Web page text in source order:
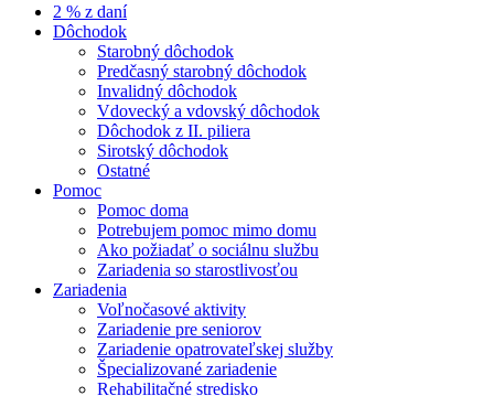
2 % z daní
Dôchodok
Starobný dôchodok
Predčasný starobný dôchodok
Invalidný dôchodok
Vdovecký a vdovský dôchodok
Dôchodok z II. piliera
Sirotský dôchodok
Ostatné
Pomoc
Pomoc doma
Potrebujem pomoc mimo domu
Ako požiadať o sociálnu službu
Zariadenia so starostlivosťou
Zariadenia
Voľnočasové aktivity
Zariadenie pre seniorov
Zariadenie opatrovateľskej služby
Špecializované zariadenie
Rehabilitačné stredisko